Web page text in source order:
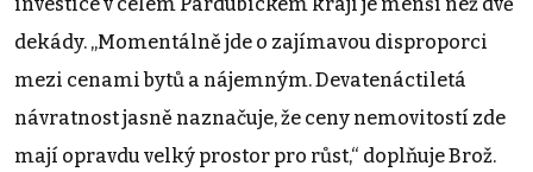
dekády. „Momentálně jde o zajímavou disproporci
mezi cenami bytů a nájemným. Devatenáctiletá
návratnost jasně naznačuje, že ceny nemovitostí zde
mají opravdu velký prostor pro růst,“ doplňuje Brož.